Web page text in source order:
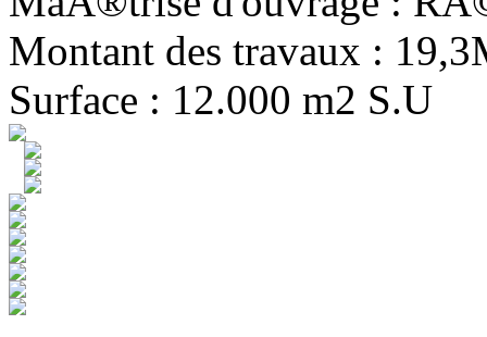
Montant des travaux :
Surface : 12.000 m2 S.U